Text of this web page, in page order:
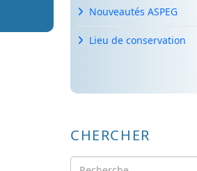
Nouveautés ASPEG
Lieu de conservation
CHERCHER
Rechercher